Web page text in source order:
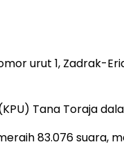
urut 1, Zadrak-
Tana Toraja
83.076 suara,